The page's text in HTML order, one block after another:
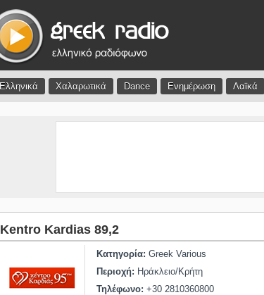
Ελληνικά Χαλαρωτικά Dance Ενημέρωση Λαϊκά
Kentro Kardias 89,2
Κατηγορία: Greek Various
Περιοχή: Ηράκλειο/Κρήτη
Τηλέφωνο: +30 2810360800